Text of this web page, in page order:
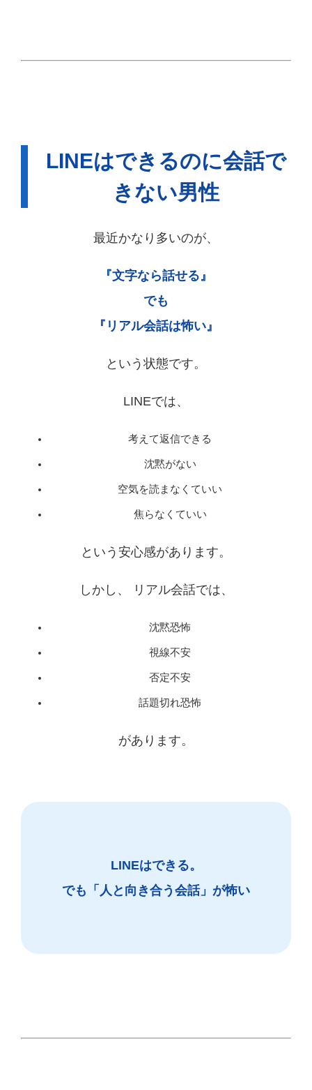
LINEはできるのに会話で
きない男性
最近かなり多いのが、
『文字なら話せる』
でも
『リアル会話は怖い』
という状態です。
LINEでは、
考えて返信できる
沈黙がない
空気を読まなくていい
焦らなくていい
という安心感があります。
しかし、 リアル会話では、
沈黙恐怖
視線不安
否定不安
話題切れ恐怖
があります。
LINEはできる。
でも「人と向き合う会話」が怖い